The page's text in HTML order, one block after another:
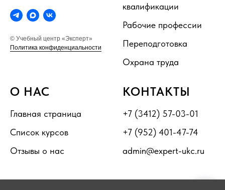
© Учебный центр «Эксперт»
Политика конфиденциальности
квалификации
Рабочие профессии
Переподготовка
Охрана труда
О НАС
Главная страница
Список курсов
Отзывы о нас
КОНТАКТЫ
+7 (3412) 57-03-01
+7 (952) 401-47-74
admin@expert-ukc.ru